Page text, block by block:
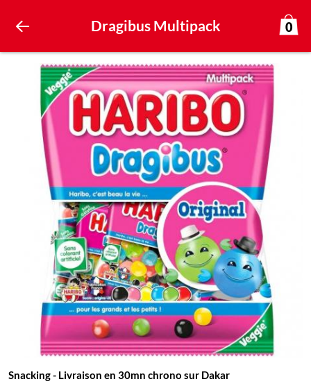
Dragibus Multipack 0
Snacking- Livraison en 30mn chrono sur Dakar